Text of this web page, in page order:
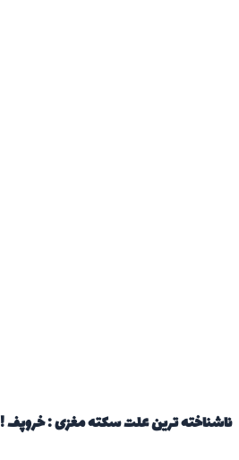
ناشناخته ترین علت سکته مغزی : خروپف !